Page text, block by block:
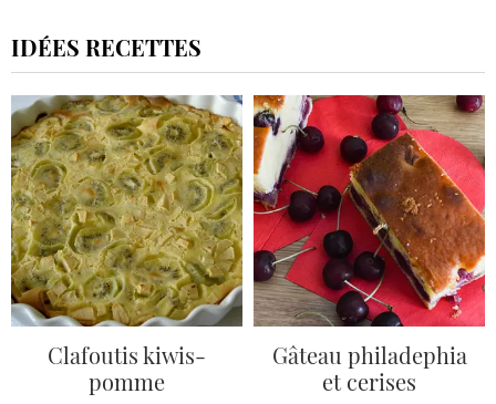
IDÉES RECETTES
Clafoutis kiwis-
pomme
Gâteau philadephia
et cerises